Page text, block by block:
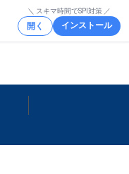
＼ スキマ時間でSPI対策 ／
開く インストール